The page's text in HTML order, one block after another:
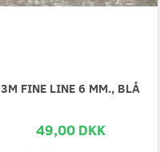
3M FINE LINE 6 MM., BLÅ
49,00 DKK